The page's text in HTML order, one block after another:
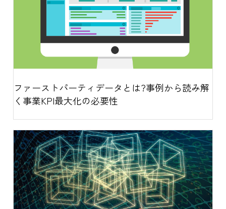
ファーストパーティデータとは?事例から読み解
く事業KPI最大化の必要性